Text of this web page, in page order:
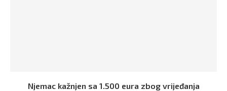
Njemac kažnjen sa 1.500 eura zbog vrijeđanja